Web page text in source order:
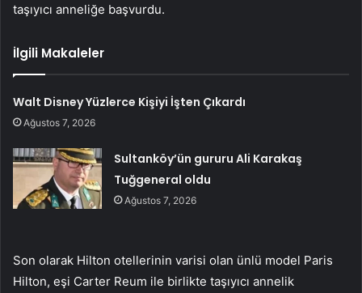
taşıyıcı anneliğe başvurdu.
İlgili Makaleler
Walt Disney Yüzlerce Kişiyi İşten Çıkardı
Ağustos 7, 2026
Sultanköy’ün gururu Ali Karakaş
Tuğgeneral oldu
Ağustos 7, 2026
Son olarak Hilton otellerinin varisi olan ünlü model Paris
Hilton, eşi Carter Reum ile birlikte taşıyıcı annelik